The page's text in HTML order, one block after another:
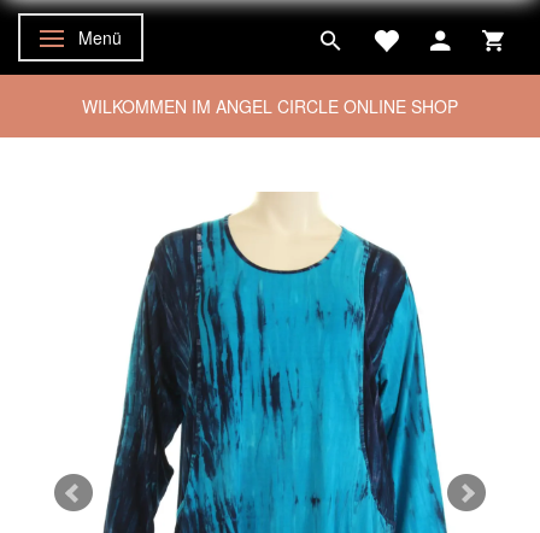
Anzeige ändern
Menü
WILKOMMEN IM ANGEL CIRCLE ONLINE SHOP